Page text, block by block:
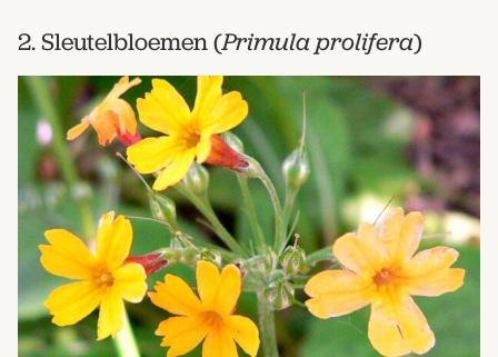
2. Sleutelbloemen (Primula prolifera)